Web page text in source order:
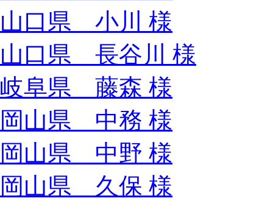
山口県 小川 様
山口県 長谷川 様
岐阜県 藤森 様
岡山県 中務 様
岡山県 中野 様
岡山県 久保 様